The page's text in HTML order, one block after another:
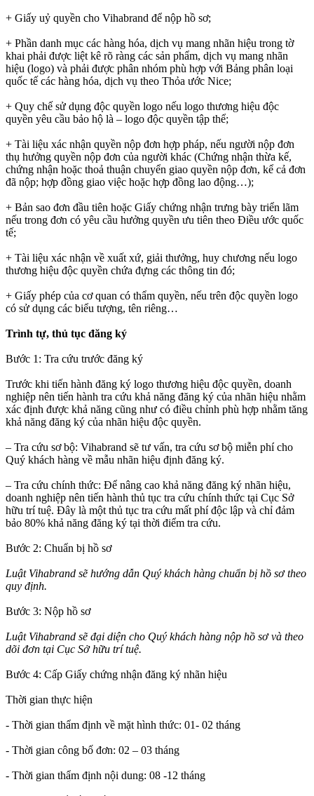
+ Giấy uỷ quyền cho Vihabrand để nộp hồ sơ;
+ Phần danh mục các hàng hóa, dịch vụ mang nhãn hiệu trong tờ
khai phải được liệt kê rõ ràng các sản phẩm, dịch vụ mang nhãn
hiệu (logo) và phải được phân nhóm phù hợp với Bảng phân loại
quốc tế các hàng hóa, dịch vụ theo Thỏa ước Nice;
+ Quy chế sử dụng độc quyền logo nếu logo thương hiệu độc
quyền yêu cầu bảo hộ là – logo độc quyền tập thể;
+ Tài liệu xác nhận quyền nộp đơn hợp pháp, nếu người nộp đơn
thụ hưởng quyền nộp đơn của người khác (Chứng nhận thừa kế,
chứng nhận hoặc thoả thuận chuyển giao quyền nộp đơn, kể cả đơn
đã nộp; hợp đồng giao việc hoặc hợp đồng lao động…);
+ Bản sao đơn đầu tiên hoặc Giấy chứng nhận trưng bày triển lãm
nếu trong đơn có yêu cầu hưởng quyền ưu tiên theo Điều ước quốc
tế;
+ Tài liệu xác nhận về xuất xứ, giải thưởng, huy chương nếu logo
thương hiệu độc quyền chứa đựng các thông tin đó;
+ Giấy phép của cơ quan có thẩm quyền, nếu trên độc quyền logo
có sử dụng các biểu tượng, tên riêng…
Trình tự, thủ tục đăng ký
Bước 1: Tra cứu trước đăng ký
Trước khi tiến hành đăng ký logo thương hiệu độc quyền, doanh
nghiệp nên tiến hành tra cứu khả năng đăng ký của nhãn hiệu nhằm
xác định được khả năng cũng như có điều chỉnh phù hợp nhằm tăng
khả năng đăng ký của nhãn hiệu độc quyền.
– Tra cứu sơ bộ: Vihabrand sẽ tư vấn, tra cứu sơ bộ miễn phí cho
Quý khách hàng về mẫu nhãn hiệu định đăng ký.
– Tra cứu chính thức: Để nâng cao khả năng đăng ký nhãn hiệu,
doanh nghiệp nên tiến hành thủ tục tra cứu chính thức tại Cục Sở
hữu trí tuệ. Đây là một thủ tục tra cứu mất phí độc lập và chỉ đảm
bảo 80% khả năng đăng ký tại thời điểm tra cứu.
Bước 2: Chuẩn bị hồ sơ
Luật Vihabrand sẽ hướng dẫn Quý khách hàng chuẩn bị hồ sơ theo
quy định.
Bước 3: Nộp hồ sơ
Luật Vihabrand sẽ đại diện cho Quý khách hàng nộp hồ sơ và theo
dõi đơn tại Cục Sở hữu trí tuệ.
Bước 4: Cấp Giấy chứng nhận đăng ký nhãn hiệu
Thời gian thực hiện
- Thời gian thẩm định về mặt hình thức: 01- 02 tháng
- Thời gian công bố đơn: 02 – 03 tháng
- Thời gian thẩm định nội dung: 08 -12 tháng